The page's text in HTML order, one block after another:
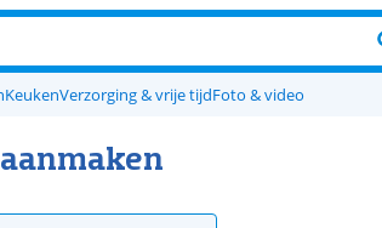
KeukenVerzorging & vrije tijdFoto & video